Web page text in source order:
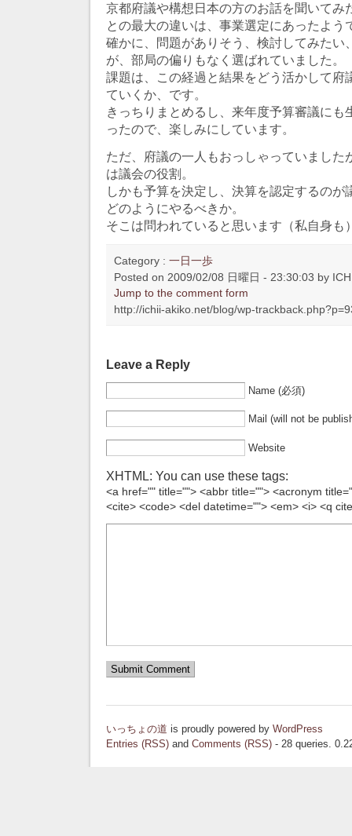
京都府議や構想日本の方のお話を聞いてみ
との最大の違いは、事業選定にあったよう
確かに、問題がありそう、検討してみたい
が、部局の偏りもなく選ばれていました。
課題は、この経過と結果をどう活かして府
ていくか、です。
きっちりまとめるし、来年度予算審議にも
ったので、楽しみにしています。
ただ、府議の一人もおっしゃっていました
は議会の役割。
しかも予算を決定し、決算を認定するのが
どのようにやるべきか。
そこは問われていると思います（私自身も
Category : 一日一歩
Posted on 2009/02/08 日曜日 - 23:30:03 by
Jump to the comment form
http://ichii-akiko.net/blog/wp-
Leave a Reply
Name (必須)
Mail (will not be
Website
XHTML: You can use these tags:
<a href="" title=""> <abbr title=""> <acronym
<cite> <code> <del datetime=""> <em> <i> <q
いっちょの道 is proudly powered by WordPress
Entries (RSS) and Comments (RSS) - 28 queries.